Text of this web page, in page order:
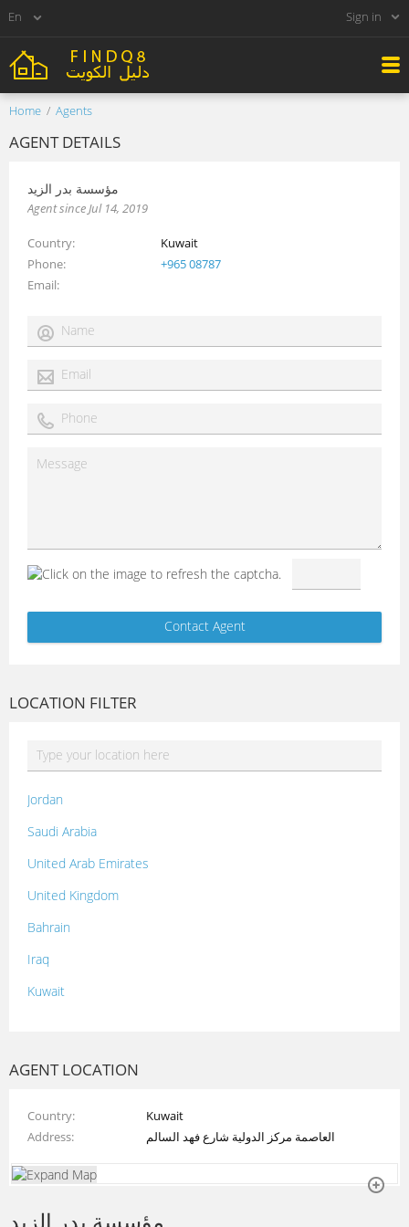
Sign in
Home Agents
AGENT DETAILS
مؤسسة بدر الزيد
Agent since Jul 14, 2019
Country
Kuwait
Phone
+965 08787
Email
LOCATION FILTER
Jordan
Saudi Arabia
United Arab Emirates
United Kingdom
Bahrain
Iraq
Kuwait
Palestine
Syria
Tunisia
AGENT LOCATION
Country
Kuwait
Address
العاصمة مركز الدولية شارع فهد السالم
مؤسسة بدر الزيد